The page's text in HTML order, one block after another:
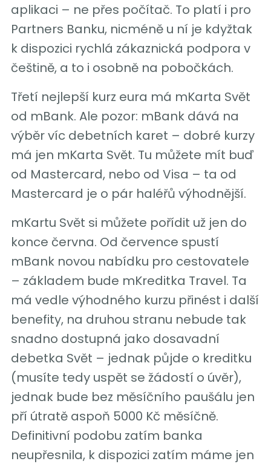
aplikaci – ne přes počítač. To platí i pro
Partners Banku, nicméně u ní je kdyžtak
k dispozici rychlá zákaznická podpora v
češtině, a to i osobně na pobočkách.
Třetí nejlepší kurz eura má mKarta Svět
od mBank. Ale pozor: mBank dává na
výběr víc debetních karet – dobré kurzy
má jen mKarta Svět. Tu můžete mít buď
od Mastercard, nebo od Visa – ta od
Mastercard je o pár haléřů výhodnější.
mKartu Svět si můžete pořídit už jen do
konce června. Od července spustí
mBank novou nabídku pro cestovatele
– základem bude mKreditka Travel. Ta
má vedle výhodného kurzu přinést i další
benefity, na druhou stranu nebude tak
snadno dostupná jako dosavadní
debetka Svět – jednak půjde o kreditku
(musíte tedy uspět se žádostí o úvěr),
jednak bude bez měsíčního paušálu jen
pří útratě aspoň 5000 Kč měsíčně.
Definitivní podobu zatím banka
neupřesnila, k dispozici zatím máme jen